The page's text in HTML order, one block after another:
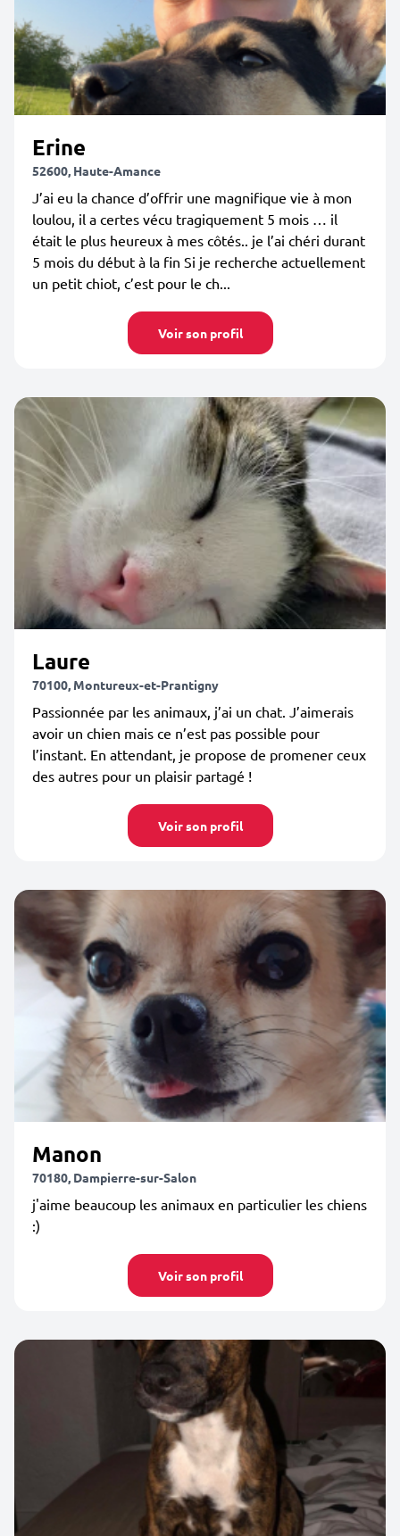
Erine
52600, Haute-Amance
J’ai eu la chance d’offrir une magnifique vie à mon
loulou, il a certes vécu tragiquement 5 mois … il
était le plus heureux à mes côtés.. je l’ai chéri durant
5 mois du début à la fin Si je recherche actuellement
un petit chiot, c’est pour le ch...
Voir son profil
Laure
70100, Montureux-et-Prantigny
Passionnée par les animaux, j’ai un chat. J’aimerais
avoir un chien mais ce n’est pas possible pour
l’instant. En attendant, je propose de promener ceux
des autres pour un plaisir partagé !
Voir son profil
Manon
70180, Dampierre-sur-Salon
j'aime beaucoup les animaux en particulier les chiens
:)
Voir son profil